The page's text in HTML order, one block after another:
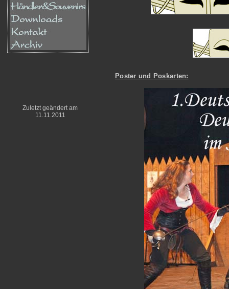
Zuletzt geändert am
11.11.2011
Poster und Poskarten: